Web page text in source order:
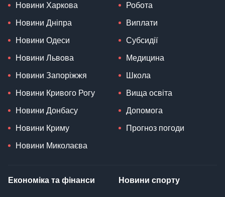
Новини Харкова
Новини Дніпра
Новини Одеси
Новини Львова
Новини Запоріжжя
Новини Кривого Рогу
Новини Донбасу
Новини Криму
Новини Миколаєва
Робота
Виплати
Субсидії
Медицина
Школа
Вища освіта
Допомога
Прогноз погоди
Економіка та фінанси Новини спорту